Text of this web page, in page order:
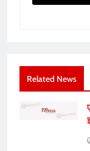
Related News